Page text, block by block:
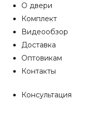
О двери
Комплект
Видеообзор
Доставка
Оптовикам
Контакты
Консультация